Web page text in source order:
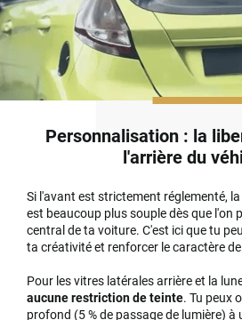
Personnalisation : la
l'arrière du
Si l'avant est strictement réglementé, la
est beaucoup plus souple dès que l'on
central de ta voiture. C'est ici que tu
ta créativité et renforcer le caractère
Pour les vitres latérales arrière et la
aucune restriction de teinte. Tu peux
profond (5 % de passage de lumière) à